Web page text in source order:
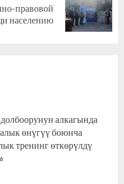
правовой
населению
алкагында
өнүгүү боюнча
тренинг өткөрүлдү